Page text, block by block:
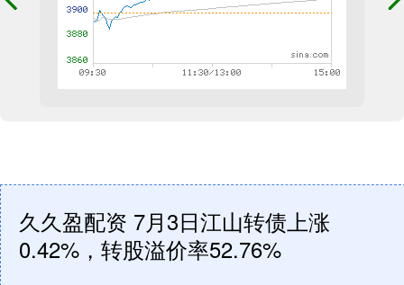
久久盈配资 7月3日江山转债上涨
0.42%，转股溢价率52.76%